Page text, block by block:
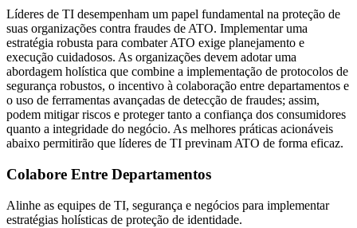
Líderes de TI desempenham um papel fundamental na proteção de
suas organizações contra fraudes de ATO. Implementar uma
estratégia robusta para combater ATO exige planejamento e
execução cuidadosos. As organizações devem adotar uma
abordagem holística que combine a implementação de protocolos de
segurança robustos, o incentivo à colaboração entre departamentos e
o uso de ferramentas avançadas de detecção de fraudes; assim,
podem mitigar riscos e proteger tanto a confiança dos consumidores
quanto a integridade do negócio. As melhores práticas acionáveis
abaixo permitirão que líderes de TI previnam ATO de forma eficaz.
Colabore Entre Departamentos
Alinhe as equipes de TI, segurança e negócios para implementar
estratégias holísticas de proteção de identidade.